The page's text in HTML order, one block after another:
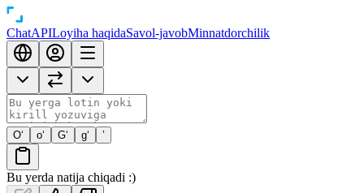
ChatAPILoyiha haqidaSavol-javobMinnatdorchilik
O‘ o‘ G‘ g‘ ’
Bu yerda natija chiqadi :)